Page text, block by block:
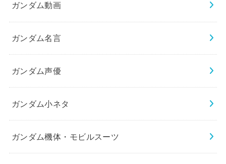
ガンダム動画
ガンダム名言
ガンダム声優
ガンダム小ネタ
ガンダム機体・モビルスーツ